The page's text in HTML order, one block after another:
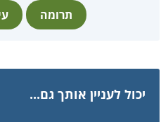
תרומה
יכול לעניין אותך גם...